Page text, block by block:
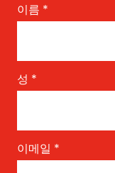
이름 *
성 *
이메일 *